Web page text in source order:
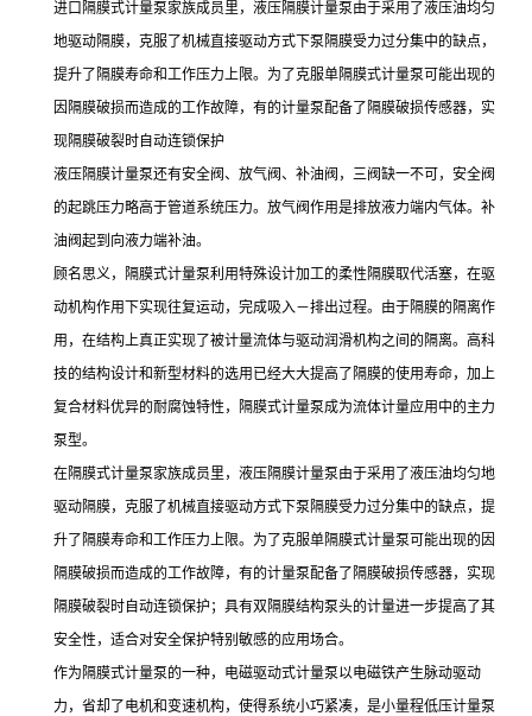
进口隔膜式计量泵家族成员里，液压隔膜计量泵由于采用了液压油均匀
地驱动隔膜，克服了机械直接驱动方式下泵隔膜受力过分集中的缺点，
提升了隔膜寿命和工作压力上限。为了克服单隔膜式计量泵可能出现的
因隔膜破损而造成的工作故障，有的计量泵配备了隔膜破损传感器，实
现隔膜破裂时自动连锁保护
液压隔膜计量泵还有安全阀、放气阀、补油阀，三阀缺一不可，安全阀
的起跳压力略高于管道系统压力。放气阀作用是排放液力端内气体。补
油阀起到向液力端补油。
顾名思义，隔膜式计量泵利用特殊设计加工的柔性隔膜取代活塞，在驱
动机构作用下实现往复运动，完成吸入－排出过程。由于隔膜的隔离作
用，在结构上真正实现了被计量流体与驱动润滑机构之间的隔离。高科
技的结构设计和新型材料的选用已经大大提高了隔膜的使用寿命，加上
复合材料优异的耐腐蚀特性，隔膜式计量泵成为流体计量应用中的主力
泵型。
在隔膜式计量泵家族成员里，液压隔膜计量泵由于采用了液压油均匀地
驱动隔膜，克服了机械直接驱动方式下泵隔膜受力过分集中的缺点，提
升了隔膜寿命和工作压力上限。为了克服单隔膜式计量泵可能出现的因
隔膜破损而造成的工作故障，有的计量泵配备了隔膜破损传感器，实现
隔膜破裂时自动连锁保护；具有双隔膜结构泵头的计量进一步提高了其
安全性，适合对安全保护特别敏感的应用场合。
作为隔膜式计量泵的一种，电磁驱动式计量泵以电磁铁产生脉动驱动
力，省却了电机和变速机构，使得系统小巧紧凑，是小量程低压计量泵